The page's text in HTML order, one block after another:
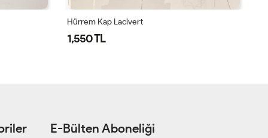
SİBEL KAP-LACİVERT Lacivert
1,400 TL
E-Bülten Aboneliği